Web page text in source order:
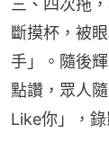
斷摸杯，被
手」。隨後
點讚，眾人
Like你」，